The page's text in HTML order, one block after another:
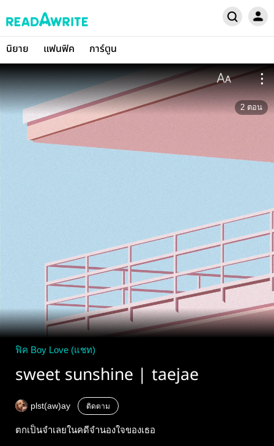
นิยาย แฟนฟิค การ์ตูน
2 ตอน
ฟิค Boy Love (แชท)
sweet sunshine | taejae
plst(aw)ay ติดตาม
ตกเป็นจำเลยในคดีจำนองใจของเธอ